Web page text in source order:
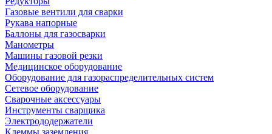
Газовые вентили для сварки
Рукава напорные
Баллоны для газосварки
Манометры
Машины газовой резки
Медицинское оборудование
Оборудование для газораспределительных систем
Сетевое оборудование
Сварочные аксессуары
Инструменты сварщика
Электрододержатели
Клеммы заземления